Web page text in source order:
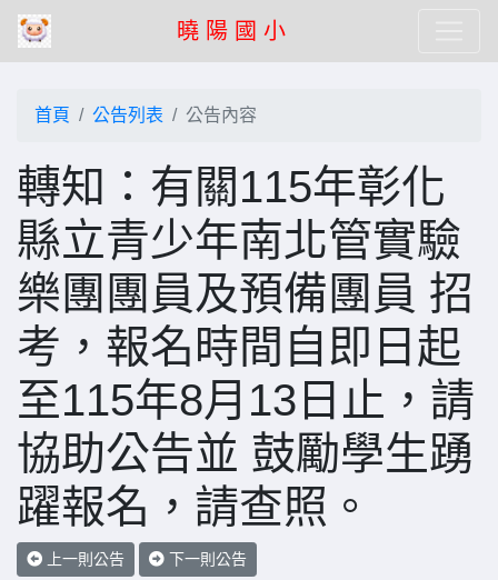
曉 陽 國 小
首頁 公告列表 公告內容
轉知：有關115年彰化
縣立青少年南北管實驗
樂團團員及預備團員 招
考，報名時間自即日起
至115年8月13日止，請
協助公告並 鼓勵學生踴
躍報名，請查照。
上一則公告 下一則公告